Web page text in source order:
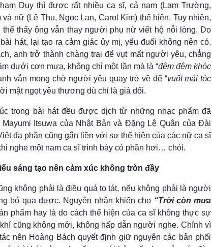
Duy thì được rất nhiều ca sĩ, cả nam (Lam Trường,
nữ (Lệ Thu, Ngọc Lan, Carol Kim) thể hiện. Tuy nhiên,
thấy ông vẫn thay người phụ nữ viết hộ nỗi lòng. Do
hát, lại tạo ra cảm giác ủy mị, yếu đuối không nên có.
anh trở thành chàng trai để vụt mất người yêu, chẳng
dưới cơn mưa, không chỉ một lần mà là “đêm đêm khóc
vẫn mong chờ người yêu quay trở về để “vuốt mái tóc
mật ngọt yêu thương dù chỉ là giả dối.
trong bài hát đều được dịch từ những nhạc phẩm đã
Itsuwa của Nhật Bản và Đặng Lệ Quân của Đài
đa phần cũng gắn liền với sự thể hiện của các nữ ca sĩ
nghe một nam ca sĩ trình bày có phần hơi… chói.
sáng tạo nên cảm xúc không tròn đầy
không phải là điều quá to tát, nếu không phải là người
bỏ qua được. Nguyên nhân khiến cho “Trời còn mưa
phẩm hay là do cách thể hiện của ca sĩ không thực sự
cũng không mới, không hấp dẫn người nghe. Chính vì
nên Hoàng Bách quyết định giữ nguyên các bản phối